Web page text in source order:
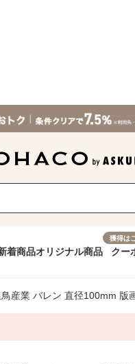
着商品オリジナル商品
獲得は
クー
産業 バレン 直径100mm 版